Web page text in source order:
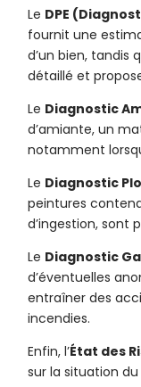
Le DPE
fournit une
d’un bien, tandis
détaillé et
Le Diagnostic
d’amiante, un
notamment
Le Diagnostic
peintures
d’ingestion, sont
Le Diagnostic
d’éventuelles
entraîner des
incendies.
Enfin, l’État des
sur la situation